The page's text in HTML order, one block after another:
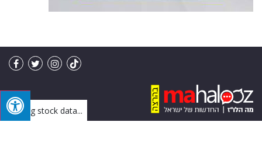
Loading stock data...